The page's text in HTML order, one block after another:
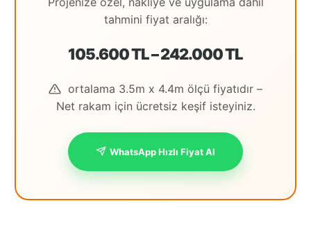
tahmini fiyat aralığı:
105.600 TL – 242.000 TL
ortalama 3.5m x 4.4m ölçü fiyatıdır –
Net rakam için ücretsiz keşif isteyiniz.
WhatsApp Hızlı Fiyat Al
Houston
Anadolu
Avrupa